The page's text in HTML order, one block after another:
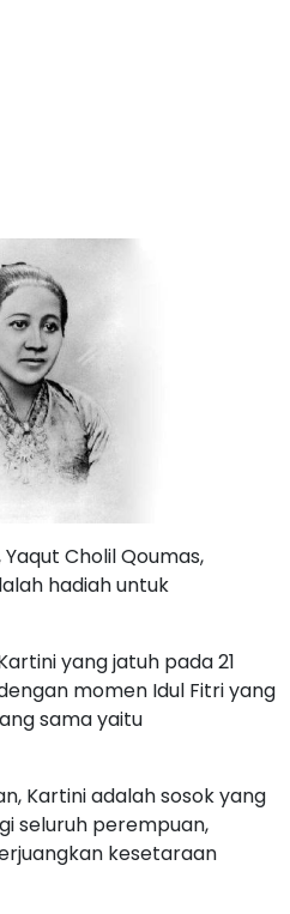
Cholil Qoumas,
hadiah untuk
yang jatuh pada 21
momen Idul Fitri yang
sama yaitu
Kartini adalah sosok yang
seluruh perempuan,
kesetaraan